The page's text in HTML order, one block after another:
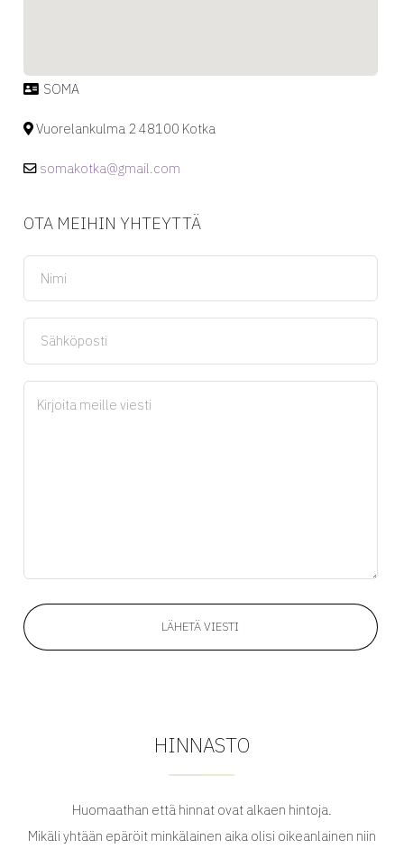
SOMA
Vuorelankulma 2 48100 Kotka
somakotka@gmail.com
OTA MEIHIN YHTEYTTÄ
LÄHETÄ VIESTI
HINNASTO
Huomaathan että hinnat ovat alkaen hintoja.
Mikäli yhtään epäröit minkälainen aika olisi oikeanlainen niin